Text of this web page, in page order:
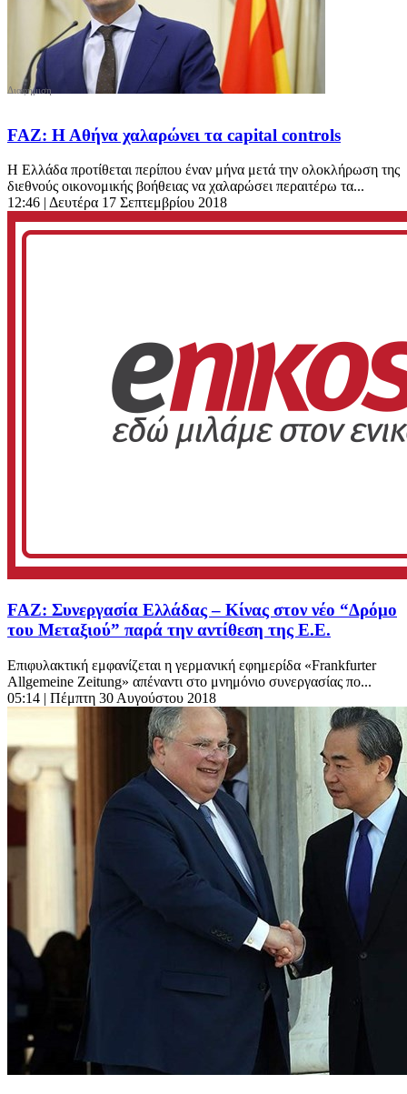
FAZ: Η Αθήνα χαλαρώνει τα capital controls
Η Ελλάδα προτίθεται περίπου έναν μήνα μετά την ολοκλήρωση της
διεθνούς οικονομικής βοήθειας να χαλαρώσει περαιτέρω τα...
12:46 | Δευτέρα 17 Σεπτεμβρίου 2018
FAZ: Συνεργασία Ελλάδας – Κίνας στον νέο “Δρόμο
του Μεταξιού” παρά την αντίθεση της Ε.Ε.
Επιφυλακτική εμφανίζεται η γερμανική εφημερίδα «Frankfurter
Allgemeine Zeitung» απέναντι στο μνημόνιο συνεργασίας πο...
05:14 | Πέμπτη 30 Αυγούστου 2018